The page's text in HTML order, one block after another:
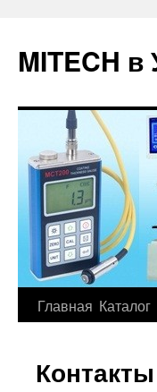
MITECH в
Главная Каталог
Контакты